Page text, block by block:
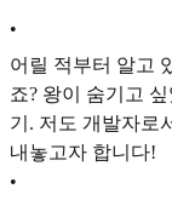
•
어릴 적부터 알고
죠? 왕이 숨기고
기. 저도 개발자로
내놓고자 합니다!
•